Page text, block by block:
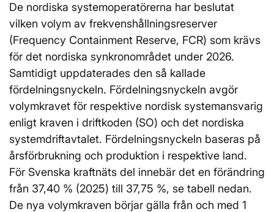
De nordiska systemoperatörerna har beslutat
vilken volym av frekvenshållningsreserver
(Frequency Containment Reserve, FCR) som krävs
för det nordiska synkronområdet under 2026.
Samtidigt uppdaterades den så kallade
fördelningsnyckeln. Fördelningsnyckeln avgör
volymkravet för respektive nordisk systemansvarig
enligt kraven i driftkoden (SO) och det nordiska
systemdriftavtalet. Fördelningsnyckeln baseras på
årsförbrukning och produktion i respektive land.
För Svenska kraftnäts del innebär det en förändring
från 37,40 % (2025) till 37,75 %, se tabell nedan.
De nya volymkraven börjar gälla från och med 1